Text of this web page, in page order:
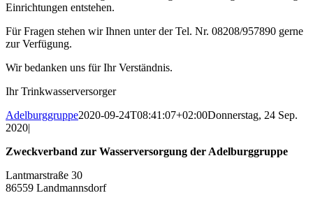
Einrichtungen entstehen.
Für Fragen stehen wir Ihnen unter der Tel. Nr. 08208/957890 gerne
zur Verfügung.
Wir bedanken uns für Ihr Verständnis.
Ihr Trinkwasserversorger
Adelburggruppe2020-09-24T08:41:07+02:00Donnerstag, 24 Sep.
2020|
Zweckverband zur Wasserversorgung der Adelburggruppe
Lantmarstraße 30
86559 Landmannsdorf